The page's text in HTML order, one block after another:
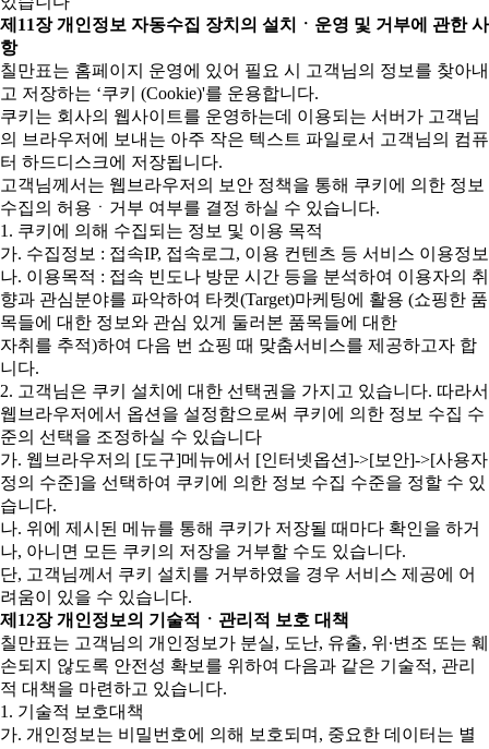
제11장 개인정보 자동수집 장치의 설치ㆍ운영 및 거부에 관한 사
항
칠만표는 홈페이지 운영에 있어 필요 시 고객님의 정보를 찾아내
고 저장하는 ‘쿠키 (Cookie)'를 운용합니다.
쿠키는 회사의 웹사이트를 운영하는데 이용되는 서버가 고객님
의 브라우저에 보내는 아주 작은 텍스트 파일로서 고객님의 컴퓨
터 하드디스크에 저장됩니다.
고객님께서는 웹브라우저의 보안 정책을 통해 쿠키에 의한 정보
수집의 허용ㆍ거부 여부를 결정 하실 수 있습니다.
1. 쿠키에 의해 수집되는 정보 및 이용 목적
가. 수집정보 : 접속IP, 접속로그, 이용 컨텐츠 등 서비스 이용정보
나. 이용목적 : 접속 빈도나 방문 시간 등을 분석하여 이용자의 취
향과 관심분야를 파악하여 타켓(Target)마케팅에 활용 (쇼핑한 품
목들에 대한 정보와 관심 있게 둘러본 품목들에 대한
자취를 추적)하여 다음 번 쇼핑 때 맞춤서비스를 제공하고자 합
니다.
2. 고객님은 쿠키 설치에 대한 선택권을 가지고 있습니다. 따라서
웹브라우저에서 옵션을 설정함으로써 쿠키에 의한 정보 수집 수
준의 선택을 조정하실 수 있습니다
가. 웹브라우저의 [도구]메뉴에서 [인터넷옵션]->[보안]->[사용자
정의 수준]을 선택하여 쿠키에 의한 정보 수집 수준을 정할 수 있
습니다.
나. 위에 제시된 메뉴를 통해 쿠키가 저장될 때마다 확인을 하거
나, 아니면 모든 쿠키의 저장을 거부할 수도 있습니다.
단, 고객님께서 쿠키 설치를 거부하였을 경우 서비스 제공에 어
려움이 있을 수 있습니다.
제12장 개인정보의 기술적ㆍ관리적 보호 대책
칠만표는 고객님의 개인정보가 분실, 도난, 유출, 위∙변조 또는 훼
손되지 않도록 안전성 확보를 위하여 다음과 같은 기술적, 관리
적 대책을 마련하고 있습니다.
1. 기술적 보호대책
가. 개인정보는 비밀번호에 의해 보호되며, 중요한 데이터는 별